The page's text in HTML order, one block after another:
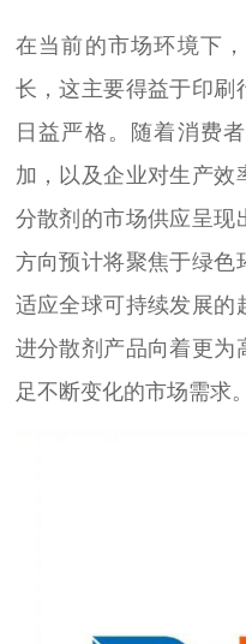
在当前的市场环境下
长，这主要得益于印刷
日益严格。随着消费
加，以及企业对生产效
分散剂的市场供应呈现
方向预计将聚焦于绿色
适应全球可持续发展的
进分散剂产品向着更为
足不断变化的市场需求。